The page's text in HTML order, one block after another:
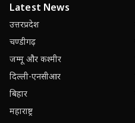
Latest News
उत्तरप्रदेश
चण्डीगढ़
जम्मू और कश्मीर
दिल्ली-एनसीआर
बिहार
महाराष्ट्र